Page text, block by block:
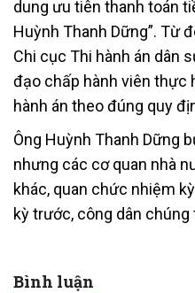
dung ưu tiên thanh toán
Huỳnh Thanh Dững”. Từ
Chi cục Thi hành án dân
đạo chấp hành viên thực
hành án theo đúng quy
Ông Huỳnh Thanh Dững
nhưng các cơ quan nhà
khác, quan chức nhiệm
kỳ trước, công dân chúng
Bình luận